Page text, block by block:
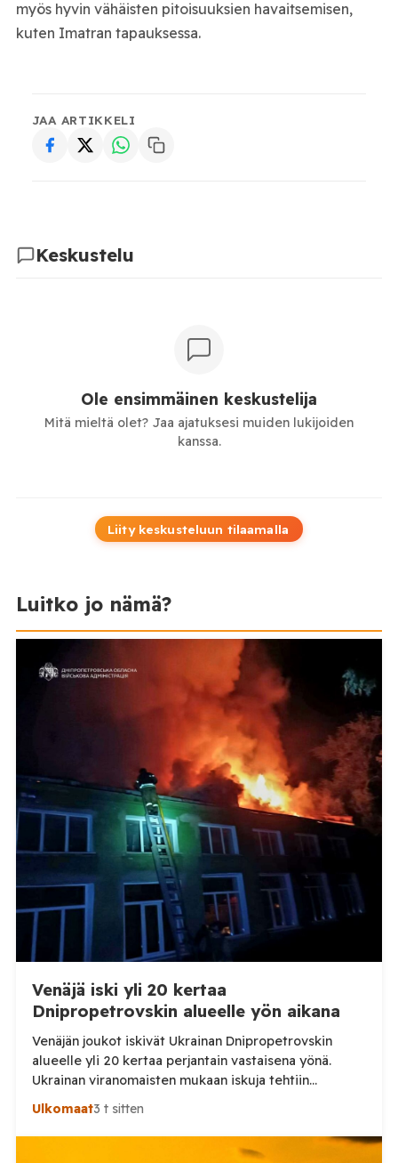
myös hyvin vähäisten pitoisuuksien havaitsemisen,
kuten Imatran tapauksessa.
JAA ARTIKKELI
Keskustelu
Ole ensimmäinen keskustelija
Mitä mieltä olet? Jaa ajatuksesi muiden lukijoiden
kanssa.
Liity keskusteluun tilaamalla
Luitko jo nämä?
Venäjä iski yli 20 kertaa
Dnipropetrovskin alueelle yön aikana
Venäjän joukot iskivät Ukrainan Dnipropetrovskin
alueelle yli 20 kertaa perjantain vastaisena yönä.
Ukrainan viranomaisten mukaan iskuja tehtiin
drooneilla ja tykistöllä viidelle eri alueelle.
alueellisen sotilashallinnon johtaja Oleksandr Hanzha
kertoi perjantaiaamuna 7. elokuuta julkaisemassaan
Ulkomaat3 t sitten